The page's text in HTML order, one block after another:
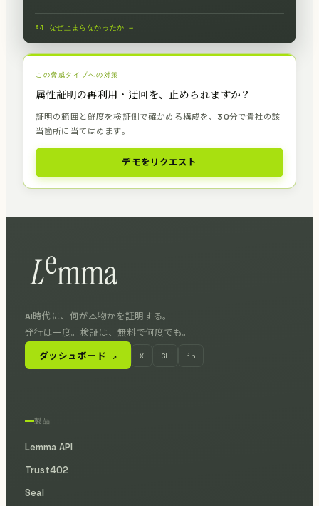
§4 なぜ止まらなかったか →
この脅威タイプへの対策
属性証明の再利用・迂回を、止められますか？
証明の範囲と鮮度を検証側で確かめる構成を、30分で貴社の該
当箇所に当てはめます。
デモをリクエスト
AI時代に、何が本物かを証明する。
発行は一度。検証は、無料で何度でも。
ダッシュボード ↗ X GH in
製品
Lemma API
Trust402
Seal